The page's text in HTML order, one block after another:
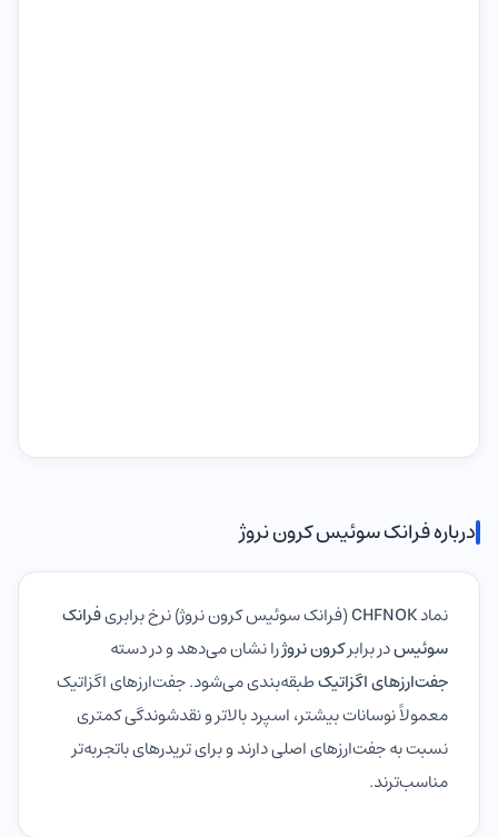
درباره فرانک سوئیس کرون نروژ
نمادCHFNOK(فرانک سوئیس کرون نروژ) نرخ برابریفرانک
سوئیسدر برابرکرون نروژرا نشان می‌دهد و در دسته
جفت‌ارزهای اگزاتیکطبقه‌بندی می‌شود. جفت‌ارزهای اگزاتیک
معمولاً نوسانات بیشتر، اسپرد بالاتر و نقدشوندگی کمتری
نسبت به جفت‌ارزهای اصلی دارند و برای تریدرهای باتجربه‌تر
مناسب‌ترند.